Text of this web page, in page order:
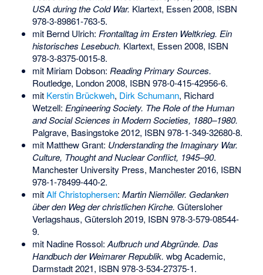
USA during the Cold War. Klartext, Essen 2008, ISBN
978-3-89861-763-5.
mit Bernd Ulrich: Frontalltag im Ersten Weltkrieg. Ein
historisches Lesebuch. Klartext, Essen 2008, ISBN
978-3-8375-0015-8.
mit Miriam Dobson: Reading Primary Sources.
Routledge, London 2008, ISBN 978-0-415-42956-6.
mit Kerstin Brückweh, Dirk Schumann, Richard
Wetzell: Engineering Society. The Role of the Human
and Social Sciences in Modern Societies, 1880–1980.
Palgrave, Basingstoke 2012, ISBN 978-1-349-32680-8.
mit Matthew Grant: Understanding the Imaginary War.
Culture, Thought and Nuclear Conflict, 1945–90.
Manchester University Press, Manchester 2016, ISBN
978-1-78499-440-2.
mitAlf Christophersen: Martin Niemöller. Gedanken
über den Weg der christlichen Kirche. Gütersloher
Verlagshaus, Gütersloh 2019, ISBN 978-3-579-08544-
9.
mit Nadine Rossol: Aufbruch und Abgründe. Das
Handbuch der Weimarer Republik. wbg Academic,
Darmstadt 2021, ISBN 978-3-534-27375-1.